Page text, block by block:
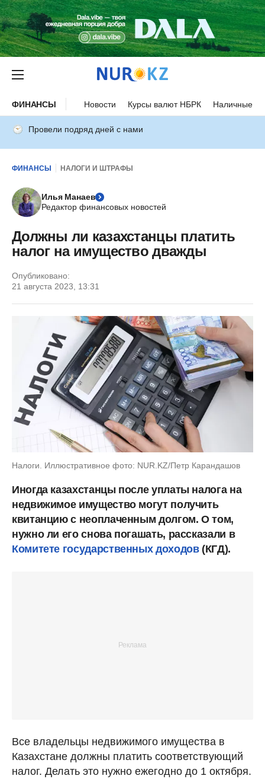
ФИНАНСЫ Новости Курсы валют НБРК Наличные
Провели подряд дней с нами
ФИНАНСЫ НАЛОГИ И ШТРАФЫ
Илья Манаев
Редактор финансовых новостей
Должны ли казахстанцы платить
налог на имущество дважды
Опубликовано:
21 августа 2023, 13:31
Налоги. Иллюстративное фото: NUR.KZ/Петр Карандашов
Иногда казахстанцы после уплаты налога на
недвижимое имущество могут получить
квитанцию с неоплаченным долгом. О том,
нужно ли его снова погашать, рассказали в
Комитете государственных доходов(КГД).
Все владельцы недвижимого имущества в
Казахстане должны платить соответствующий
налог. Делать это нужно ежегодно до 1 октября.